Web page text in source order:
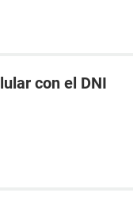
con el DNI